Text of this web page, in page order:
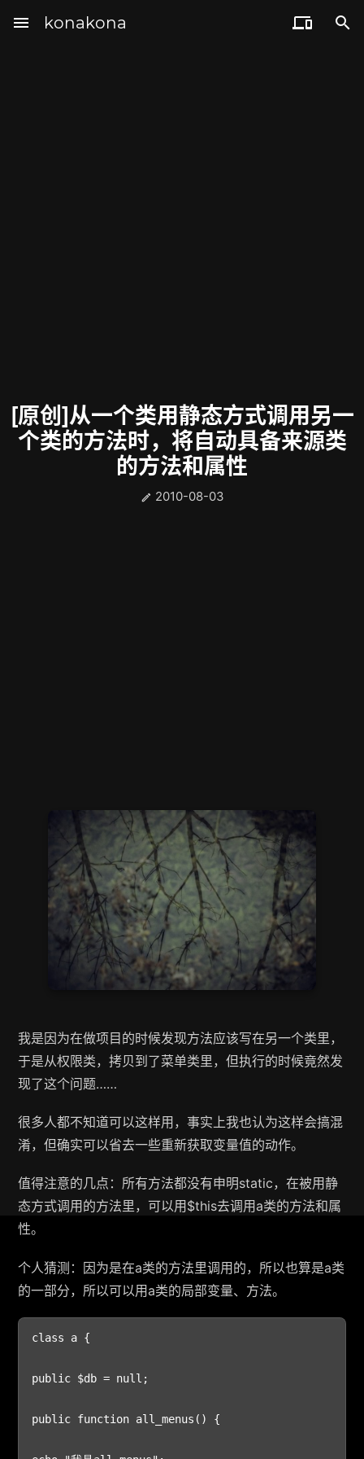
menu konakona  
[原创]从一个类用静态方式调用另一
个类的方法时，将自动具备来源类
的方法和属性
 2010-08-03
我是因为在做项目的时候发现方法应该写在另一个类里，
于是从权限类，拷贝到了菜单类里，但执行的时候竟然发
现了这个问题……
很多人都不知道可以这样用，事实上我也认为这样会搞混
淆，但确实可以省去一些重新获取变量值的动作。
值得注意的几点：所有方法都没有申明static，在被用静
态方式调用的方法里，可以用$this去调用a类的方法和属
性。
个人猜测：因为是在a类的方法里调用的，所以也算是a类
的一部分，所以可以用a类的局部变量、方法。
class a {
public $db = null;
public function all_menus() {